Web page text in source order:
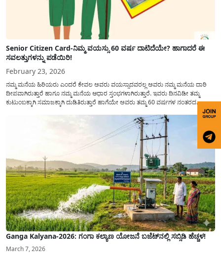
Senior Citizen Card-ನಿಮ್ಮ ವಯಸ್ಸು 60 ವರ್ಷ ದಾಟಿದೆಯೇ? ಹಾಗಾದರೆ ಈ
ಸವಲತ್ತುಗಳನ್ನು ಪಡೆಯಿರಿ!
February 23, 2026
ನಮ್ಮ ಮನೆಯ ಹಿರಿಯರು ಎಂದರೆ ಕೇವಲ ಅವರು ವಯಸ್ಸಾದವರಲ್ಲ ಅವರು ನಮ್ಮ ಮನೆಯ ದಾರಿ
ದೀಪವಾಗಿರುತ್ತಾರೆ ಹಾಗೂ ನಮ್ಮ ಮನೆಯ ಆಧಾರ ಸ್ತಂಭಗಳಾಗಿರುತ್ತಾರೆ. ಇವರು ದಿನವಿಡೀ ತಮ್ಮ
ಕುಟುಂಬಕ್ಕಾಗಿ ಸಮಾಜಕ್ಕಾಗಿ ದುಡಿತಿರುತ್ತಾರೆ ಹಾಗೆಯೇ ಅವರು ತಮ್ಮ 60 ವರ್ಷಗಳ ನಂತರದ
ಜೀವನವನ್ನು ನೆಮ್ಮದಿಯಿಂದ ಕಳೆಯಬೇಕೆಂಬುದು ಪ್ರತಿಯೊಬ್ಬರ ಕನಸಾಗಿರುತ್ತದೆ ಆದ್ದರಿಂದ ಸರ್ಕಾರವು
Ganga Kalyana-2026: ಗಂಗಾ ಕಲ್ಯಾಣ ಯೋಜನೆ ಬಜೆಟ್‌ನಲ್ಲಿ ಸಬ್ಸಿಡಿ ಹೆಚ್ಚಳ!
March 7, 2026